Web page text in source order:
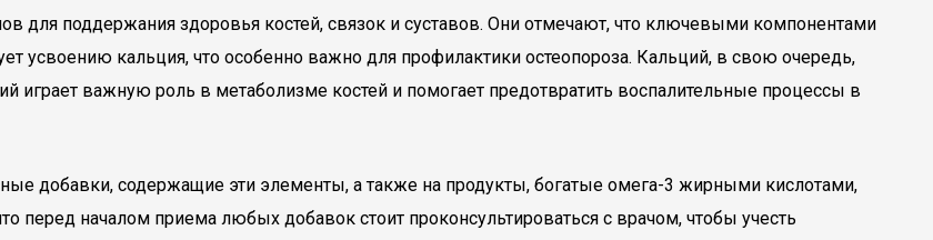
для поддержания здоровья костей, связок и суставов. Они отмечают, что ключевыми компонентами
усвоению кальция, что особенно важно для профилактики остеопороза. Кальций, в свою очередь,
играет важную роль в метаболизме костей и помогает предотвратить воспалительные процессы в
добавки, содержащие эти элементы, а также на продукты, богатые омега-3 жирными кислотами,
перед началом приема любых добавок стоит проконсультироваться с врачом, чтобы учесть